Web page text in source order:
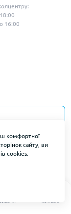
Контакти
16:00
комфортної
сайту, ви
cookies.